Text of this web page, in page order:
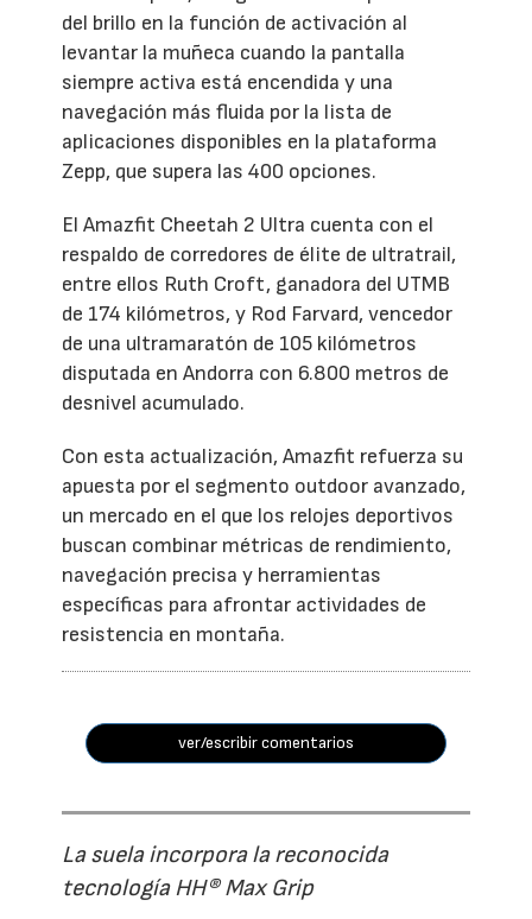
del brillo en la función de activación al
levantar la muñeca cuando la pantalla
siempre activa está encendida y una
navegación más fluida por la lista de
aplicaciones disponibles en la plataforma
Zepp, que supera las 400 opciones.
El Amazfit Cheetah 2 Ultra cuenta con el
respaldo de corredores de élite de ultratrail,
entre ellos Ruth Croft, ganadora del UTMB
de 174 kilómetros, y Rod Farvard, vencedor
de una ultramaratón de 105 kilómetros
disputada en Andorra con 6.800 metros de
desnivel acumulado.
Con esta actualización, Amazfit refuerza su
apuesta por el segmento outdoor avanzado,
un mercado en el que los relojes deportivos
buscan combinar métricas de rendimiento,
navegación precisa y herramientas
específicas para afrontar actividades de
resistencia en montaña.
ver/escribir comentarios
La suela incorpora la reconocida
tecnología HH® Max Grip